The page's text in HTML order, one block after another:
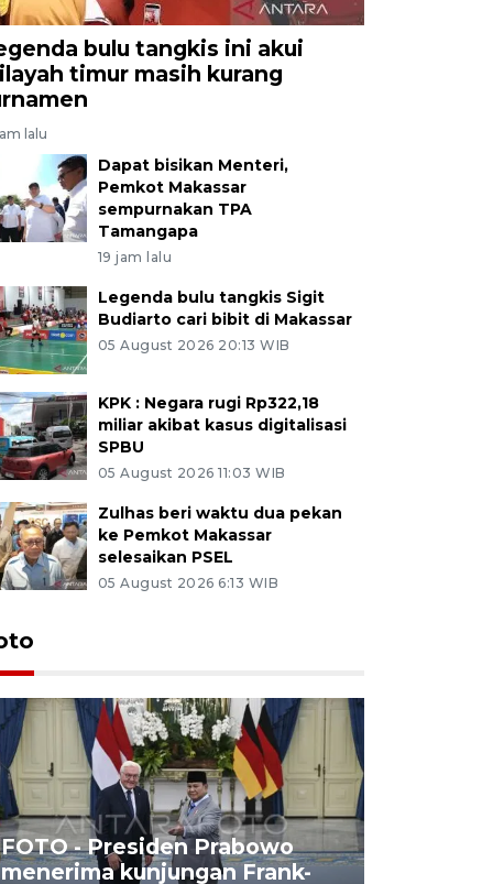
bulu tangkis ini akui
timur masih kurang
lalu
Dapat bisikan Menteri,
Pemkot Makassar
sempurnakan TPA
Tamangapa
19 jam lalu
Legenda bulu tangkis Sigit
Budiarto cari bibit di Makassar
05 August 2026 20:13 WIB
KPK : Negara rugi Rp322,18
miliar akibat kasus digitalisasi
SPBU
05 August 2026 11:03 WIB
Zulhas beri waktu dua pekan
ke Pemkot Makassar
selesaikan PSEL
05 August 2026 6:13 WIB
FOTO - Presiden Prabowo
menerima kunjungan Frank-